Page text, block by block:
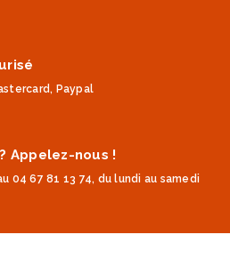
Paypal
Appelez-nous !
04 67 81 13 74, du lundi au samedi